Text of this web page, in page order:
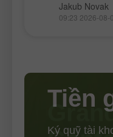
ra đúng thời
Jakub Novak
09:23 2026-08-
Tiền
Ký quỹ tài